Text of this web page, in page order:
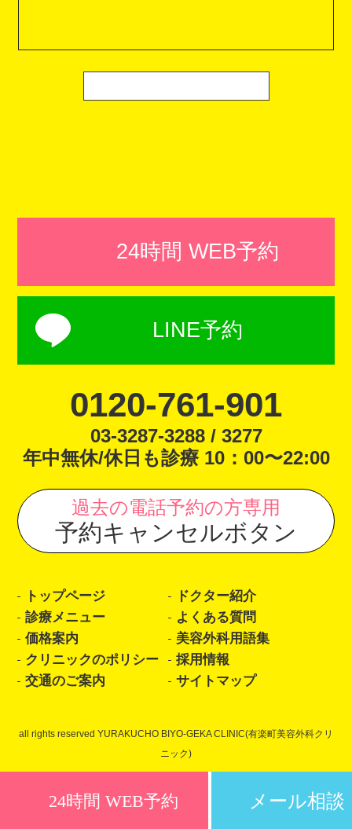
24時間 WEB予約
LINE予約
0120-761-901
03-3287-3288 / 3277
年中無休/休日も診療 10：00〜22:00
過去の電話予約の方専用
予約キャンセルボタン
トップページ
ドクター紹介
診療メニュー
よくある質問
価格案内
美容外科用語集
クリニックのポリシー
採用情報
交通のご案内
サイトマップ
all rights reserved YURAKUCHO BIYO-GEKA CLINIC(有楽町美容外科クリ
ニック)